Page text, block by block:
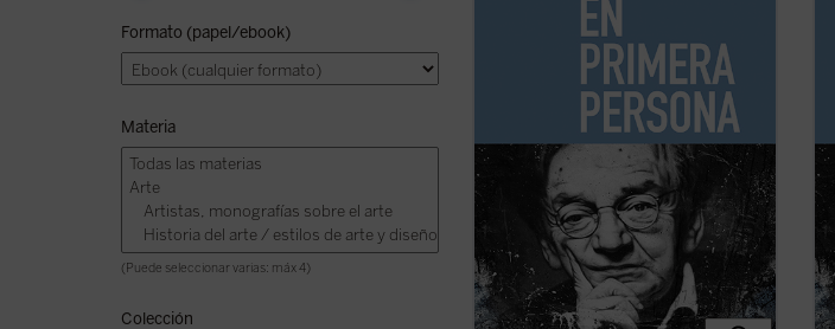
Formato (papel/ebook)
Materia
(Puede seleccionar varias: máx 4)
Colección
encuentro y volver a trazar mi itinerario
sin evasivas ni complacencias.
Por lo que a mí respecta no se trata en
modo alguno de rebajar el ...
(ver ficha)